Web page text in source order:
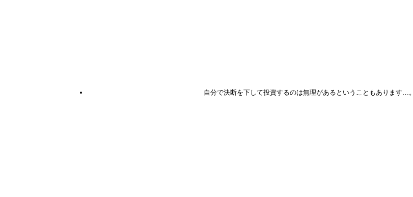
自分で決断を下して投資するのは無理があるということもあります…